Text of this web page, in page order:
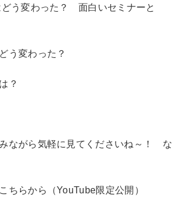
どう変わった？ 面白いセミナーと
う変わった？
？
ながら気軽に見てくださいね～！ な
ちらから（YouTube限定公開）